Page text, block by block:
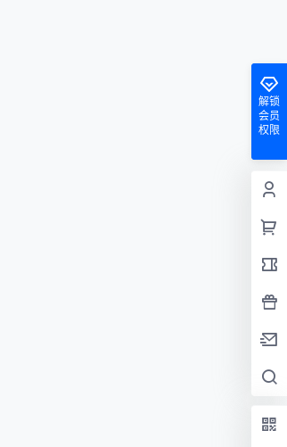
解锁
会员
权限